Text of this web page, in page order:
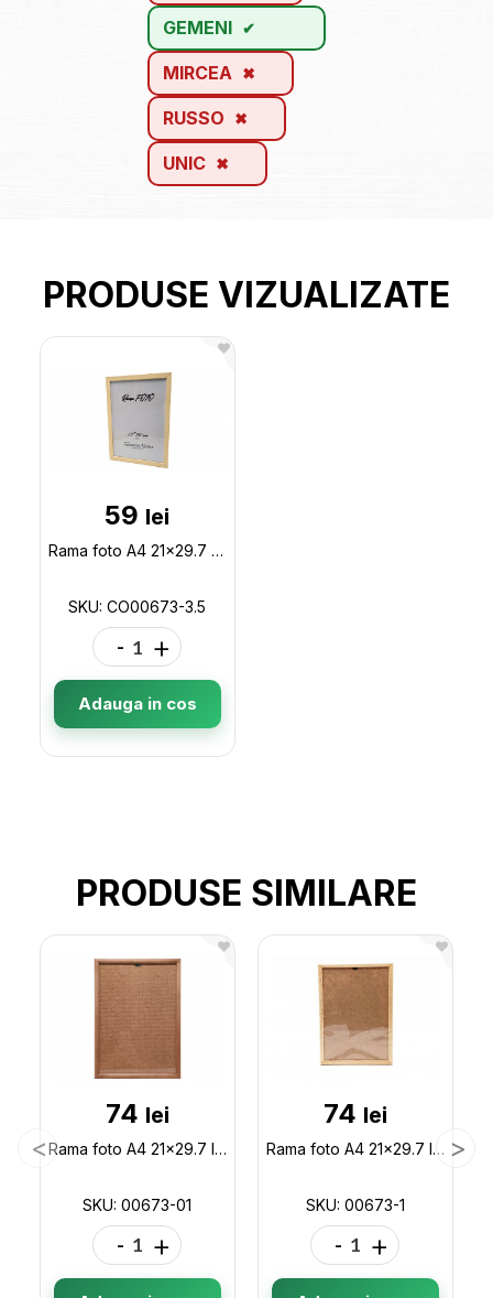
GEMENI
MIRCEA
RUSSO
UNIC
PRODUSE VIZUALIZATE
59 lei
Rama foto A4 21x29.7 plast.Bej struct/lemn+marg.aurie CO00673-3.5
SKU: CO00673-3.5
- +
Adauga in cos
PRODUSE SIMILARE
74 lei
Rama foto A4 21x29.7 lemn bej 00673-01
SKU: 00673-01
- +
74 lei
Rama foto A4 21x29.7 lemn 00673-1
SKU: 00673-1
- +